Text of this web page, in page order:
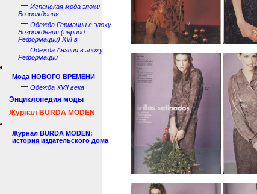
— Испанская мода эпохи
Возрождения
— Одежда Германии в эпоху
Возрождения (период
Реформации) XVI в
— Одежда Англии в эпоху
Реформации
Мода НОВОГО ВРЕМЕНИ
— Одежда XVII века
Энциклопедия моды
Журнал BURDA MODEN
Журнал BURDA MODEN:
история издательского дома